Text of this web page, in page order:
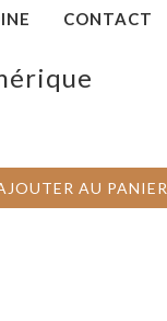
CONTACT
AU PANIER